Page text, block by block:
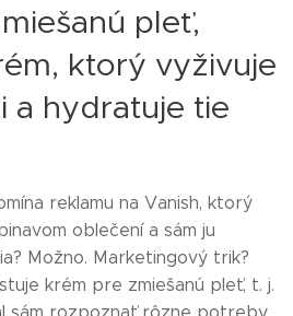
pleť,
ktorý vyživuje
a hydratuje tie
reklamu na Vanish, ktorý
oblečení a sám ju
Možno. Marketingový trik?
krém pre zmiešanú pleť, t. j.